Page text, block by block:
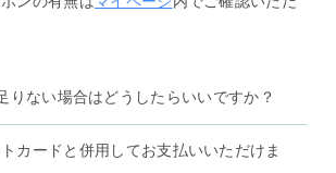
りない場合はどうしたらいいですか？
カードと併用してお支払いいただけま